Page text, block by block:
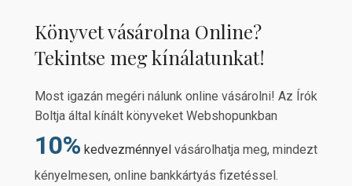
Könyvet vásárolna Online?
Tekintse meg kínálatunkat!
Most igazán megéri nálunk online vásárolni! Az Írók
Boltja által kínált könyveket Webshopunkban
10% kedvezménnyel vásárolhatja meg, mindezt
kényelmesen, online bankkártyás fizetéssel.